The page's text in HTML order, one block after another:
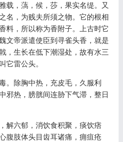
载，薃，候，莎，果实名缇。又
名，为贱夫所须之物。它的根相
料，所以称为香附子。上古时它
文帝派遣使臣到寻雀头香，就是
，生长在低下潮湿处，故有水三
它雷公头。
。除胸中热，充皮毛，久服利
邪热，膀胱间连胁下气滞，整日
解六郁，消饮食积聚，痰饮痞
腹肢体头目齿耳诸痛，痈疽疮